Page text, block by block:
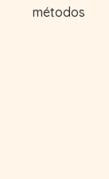
métodos